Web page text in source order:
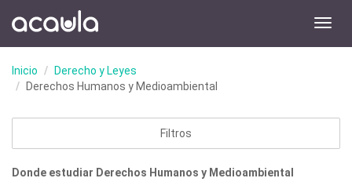
Inicio
Derecho y Leyes
Derechos Humanos y Medioambiental
Filtros
Donde estudiar Derechos Humanos y Medioambiental